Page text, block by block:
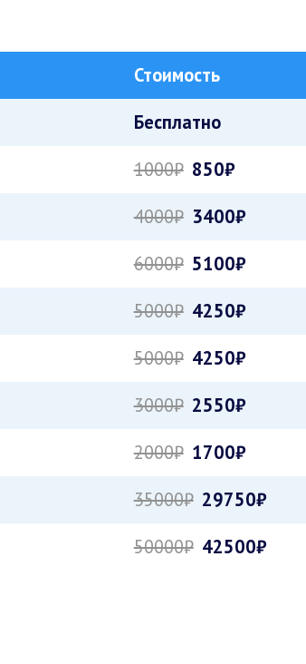
Стоимость
Бесплатно
1000₽ 850₽
4000₽ 3400₽
6000₽ 5100₽
5000₽ 4250₽
5000₽ 4250₽
3000₽ 2550₽
2000₽ 1700₽
35000₽ 29750₽
50000₽ 42500₽